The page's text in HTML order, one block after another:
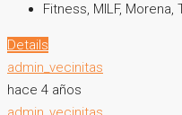
Fitness, MILF,
Details
admin_vecinitas
hace 4 años